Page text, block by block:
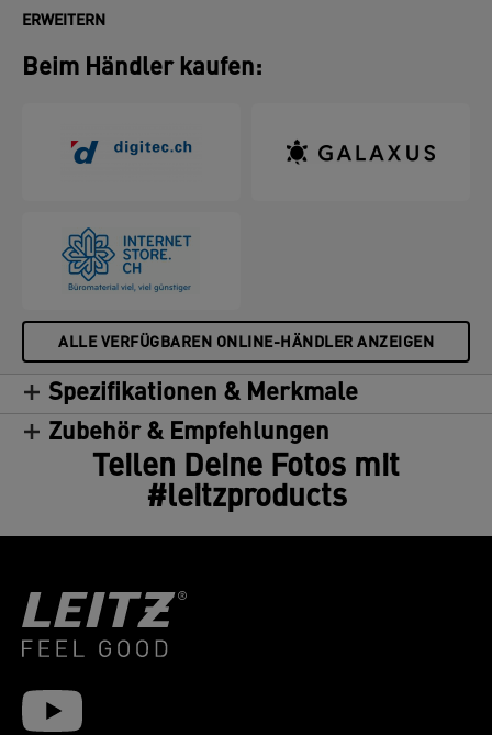
Ringbüchern. Dank der Öffnung oben ist der Zugriff
zusätzliche Öffnen der Ordnermechanik.
recyceltem PP-Kunststoff (Polypropylen), extern
ERWEITERN
Beim Händler kaufen:
ALLE VERFÜGBAREN ONLINE-HÄNDLER ANZEIGEN
Spezifikationen & Merkmale
Zubehör & Empfehlungen
Teilen Deine Fotos mit
#leitzproducts